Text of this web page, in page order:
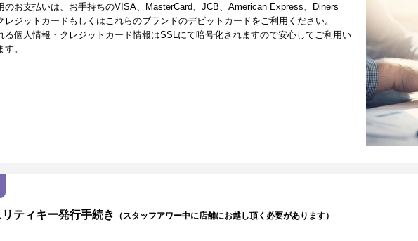
のお支払いは、お手持ちのVISA、MasterCard、JCB、American Express、Diners
レジットカードもしくはこれらのブランドのデビットカードをご利用ください。
る個人情報・クレジットカード情報はSSLにて暗号化されますので安心してご利用い
。
ティキー発行手続き （スタッフアワー中に店舗にお越し頂く必要があります）